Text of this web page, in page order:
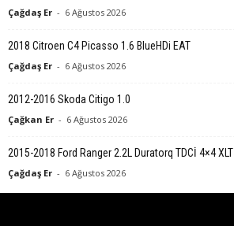
Çağdaş Er - 6 Ağustos 2026
2018 Citroen C4 Picasso 1.6 BlueHDi EAT
Çağdaş Er - 6 Ağustos 2026
2012-2016 Skoda Citigo 1.0
Çağkan Er - 6 Ağustos 2026
2015-2018 Ford Ranger 2.2L Duratorq TDCİ 4×4 XLT
Çağdaş Er - 6 Ağustos 2026